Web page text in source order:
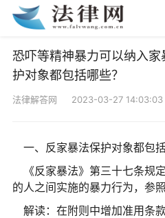
恐吓等精神暴力可以纳入
护对象都包括哪些？
法律解答网 2023-03-27 14:03:03
一、反家暴法保护对象都包
《反家暴法》第三十七条规
的人之间实施的暴力行为，参
解读：在附则中增加准用条